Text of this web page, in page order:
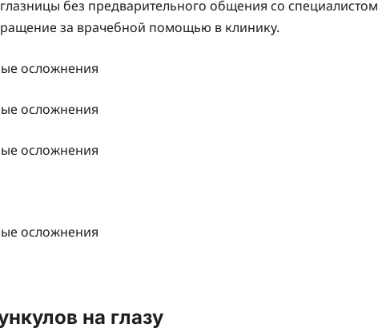
без предварительного общения со специалистом
за врачебной помощью в клинику.
на глазу